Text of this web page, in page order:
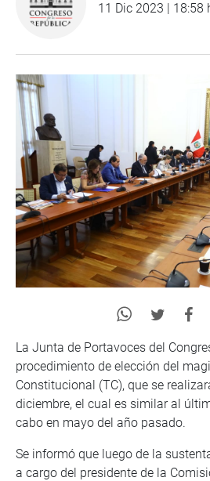
11 Dic 2023 | 18:58
La Junta de Portavoces del
procedimiento de elección del
Constitucional (TC), que se
diciembre, el cual es similar al
cabo en mayo del año pasado.
Se informó que luego de la
a cargo del presidente de la